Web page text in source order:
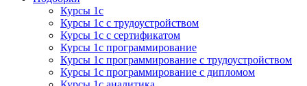
Курсы 1с
Курсы 1с с трудоустройством
Курсы 1с с сертификатом
Курсы 1с программирование
Курсы 1с программирование с трудоустройством
Курсы 1с программирование с дипломом